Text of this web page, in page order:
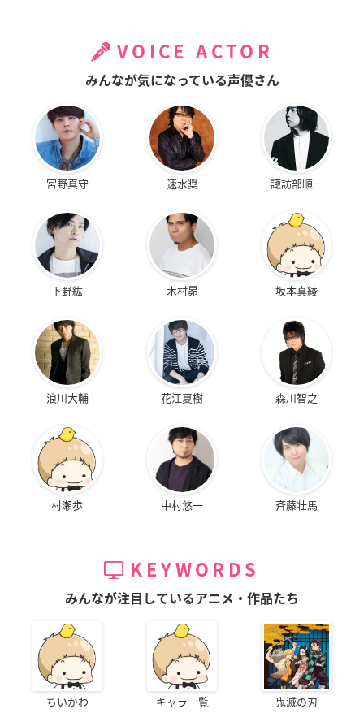
VOICE ACTOR
みんなが気になっている声優さん
宮野真守 速水奨 諏訪部順一
下野紘 木村昴 坂本真綾
浪川大輔 花江夏樹 森川智之
村瀬歩 中村悠一 斉藤壮馬
KEYWORDS
みんなが注目しているアニメ・作品たち
ちいかわ キャラ一覧 鬼滅の刃